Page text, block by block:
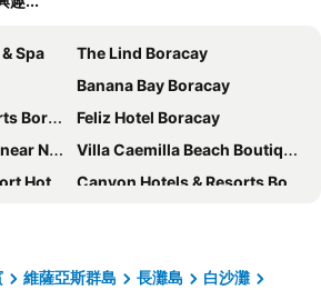
Spa
The Lind Boracay
Banana Bay Boracay
Feliz Hotel Boracay
Beach
Villa Caemilla Beach Boutique Hotel
Boracay
Canyon Hotels & Resorts Boracay
The Piccolo Hotel of Boracay
維薩亞斯群島 長灘島
白沙灘